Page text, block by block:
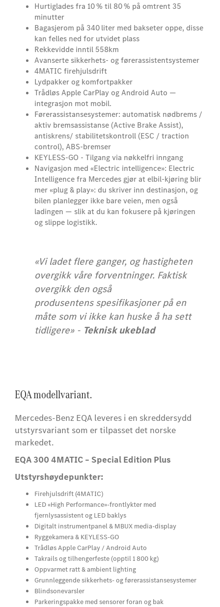
Hurtiglades fra 10 % til 80 % på omtrent 35
minutter
Bagasjerom på 340 liter med bakseter oppe, disse
kan felles ned for utvidet plass
Rekkevidde inntil 558km
Avanserte sikkerhets- og førerassistentsystemer
4MATIC firehjulsdrift
Lydpakker og komfortpakker
Trådløs Apple CarPlay og Android Auto —
integrasjon mot mobil.
Førerassistansesystemer: automatisk nødbrems /
aktiv bremsassistanse (Active Brake Assist),
antiskrens/ stabilitetskontroll (ESC / traction
control), ABS-bremser
KEYLESS‑GO - Tilgang via nøkkelfri inngang
Navigasjon med «Electric intelligence»: Electric
Intelligence fra Mercedes gjør at elbil‑kjøring blir
mer «plug & play»: du skriver inn destinasjon, og
bilen planlegger ikke bare veien, men også
ladingen — slik at du kan fokusere på kjøringen
og slippe logistikk.
«Vi ladet flere ganger, og hastigheten
overgikk våre forventninger. Faktisk
overgikk den også
produsentens spesifikasjoner på en
måte som vi ikke kan huske å ha sett
tidligere» - Teknisk ukeblad
EQA modellvariant.
Mercedes-Benz EQA leveres i en skreddersydd
utstyrsvariant som er tilpasset det norske
markedet.
EQA 300 4MATIC – Special Edition Plus
Utstyrshøydepunkter:
Firehjulsdrift (4MATIC)
LED «High Performance»-frontlykter med
fjernlysassistent og LED baklys
Digitalt instrumentpanel & MBUX media-display
Ryggekamera & KEYLESS‑GO
Trådløs Apple CarPlay / Android Auto
Takrails og tilhengerfeste (opptil 1 800 kg)
Oppvarmet ratt & ambient lighting
Grunnleggende sikkerhets- og førerassistansesystemer
Blindsonevarsler
Parkeringspakke med sensorer foran og bak